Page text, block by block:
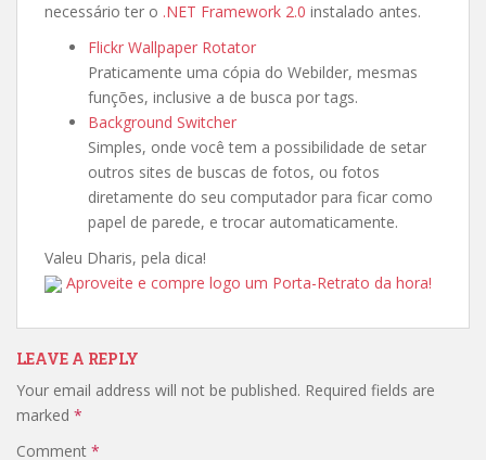
necessário ter o .NET Framework 2.0 instalado antes.
Flickr Wallpaper Rotator
Praticamente uma cópia do Webilder, mesmas
funções, inclusive a de busca por tags.
Background Switcher
Simples, onde você tem a possibilidade de setar
outros sites de buscas de fotos, ou fotos
diretamente do seu computador para ficar como
papel de parede, e trocar automaticamente.
Valeu Dharis, pela dica!
Aproveite e compre logo um Porta-Retrato da hora!
LEAVE A REPLY
Your email address will not be published. Required fields are
marked *
Comment *